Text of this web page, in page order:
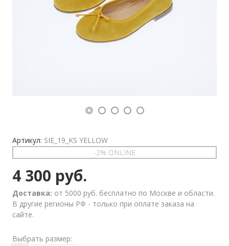
Артикул: SIE_19_KS YELLOW
-2% ONLINE
4 300 руб.
Доставка: от 5000 руб. бесплатно по Москве и области.
В другие регионы РФ - только при оплате заказа на
сайте.
Выбрать размер: